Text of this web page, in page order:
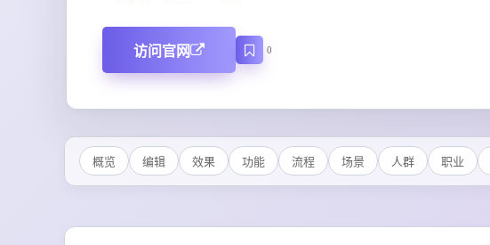
访问官网 0
概览 编辑 效果 功能 流程 场景 人群 职业